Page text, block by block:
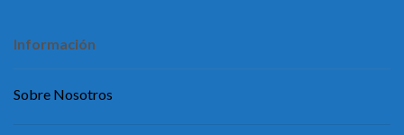
Información
Sobre Nosotros